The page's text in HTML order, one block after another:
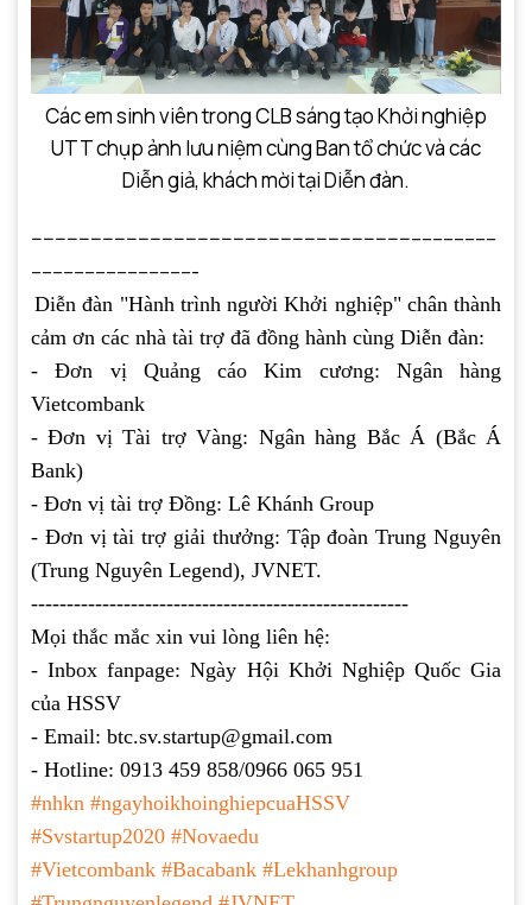
Các em sinh viên trong CLB sáng tạo Khởi nghiệp
UTT chụp ảnh lưu niệm cùng Ban tổ chức và các
Diễn giả, khách mời tại Diễn đàn.
--------------------------------------------------------------------------------
-------------------------------
Diễn đàn "Hành trình người Khởi nghiệp" chân thành
cảm ơn các nhà tài trợ đã đồng hành cùng Diễn đàn:
- Đơn vị Quảng cáo Kim cương: Ngân hàng
Vietcombank
- Đơn vị Tài trợ Vàng: Ngân hàng Bắc Á (Bắc Á
Bank)
- Đơn vị tài trợ Đồng: Lê Khánh Group
- Đơn vị tài trợ giải thưởng: Tập đoàn Trung Nguyên
(Trung Nguyên Legend), JVNET.
-----------------------------------------------------
Mọi thắc mắc xin vui lòng liên hệ:
- Inbox fanpage: Ngày Hội Khởi Nghiệp Quốc Gia
của HSSV
- Email: btc.sv.startup@gmail.com
- Hotline: 0913 459 858/0966 065 951
#nhkn #ngayhoikhoinghiepcuaHSSV
#Svstartup2020 #Novaedu
#Vietcombank #Bacabank #Lekhanhgroup